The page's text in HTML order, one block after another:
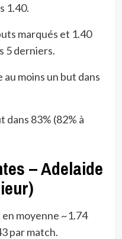
1.40.
marqués et 1.40
5 derniers.
au moins un but dans
dans 83% (82% à
– Adelaide
moyenne ~1.74
par match.